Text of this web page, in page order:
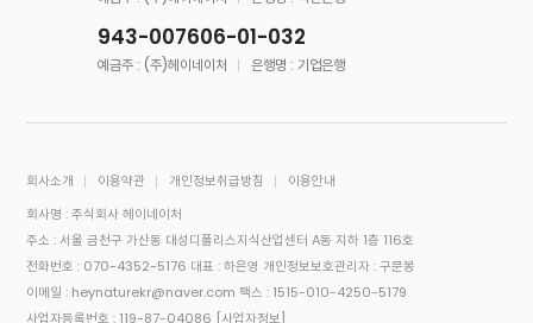
943-007606-01-032
예금주 : (주)헤이네이처 은행명 : 기업은행
회사소개 이용약관 개인정보취급방침
이용안내
회사명 : 주식회사 헤이네이처
주소 : 서울 금천구 가산동 대성디폴리스지식산업센터 A동 지하 1층 116호
전화번호 : 070-4352-5176 대표 : 하은영 개인정보보호관리자 : 구문봉
이메일 : heynaturekr@naver.com 팩스 : 1515-010-4250-5179
사업자등록번호 : 119-87-04086 [사업자정보]